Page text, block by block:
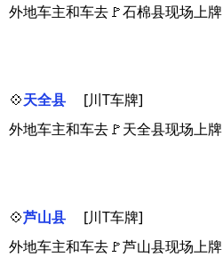
外地车主和车去🚩石棉县现场上牌
💠天全县
[川T车牌]
外地车主和车去🚩天全县现场上牌
💠芦山县
[川T车牌]
外地车主和车去🚩芦山县现场上牌